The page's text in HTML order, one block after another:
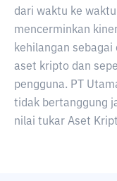
dari waktu ke
mencerminkan
kehilangan
aset kripto dan
pengguna. PT
tidak bertanggung
nilai tukar Aset